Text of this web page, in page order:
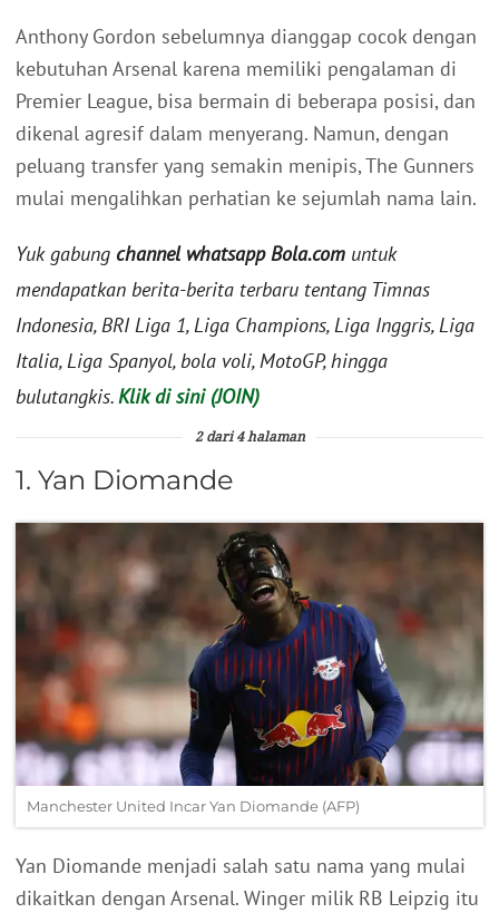
Anthony Gordon sebelumnya dianggap cocok dengan
kebutuhan Arsenal karena memiliki pengalaman di
Premier League, bisa bermain di beberapa posisi, dan
dikenal agresif dalam menyerang. Namun, dengan
peluang transfer yang semakin menipis, The Gunners
mulai mengalihkan perhatian ke sejumlah nama lain.
Yuk gabung channel whatsapp Bola.com untuk
mendapatkan berita-berita terbaru tentang Timnas
Indonesia, BRI Liga 1, Liga Champions, Liga Inggris, Liga
Italia, Liga Spanyol, bola voli, MotoGP, hingga
bulutangkis.Klik di sini (JOIN)
2 dari 4 halaman
1. Yan Diomande
Manchester United Incar Yan Diomande (AFP)
Yan Diomande menjadi salah satu nama yang mulai
dikaitkan dengan Arsenal. Winger milik RB Leipzig itu